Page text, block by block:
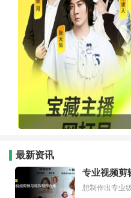
最新资讯
专业视频剪
想制作出专业